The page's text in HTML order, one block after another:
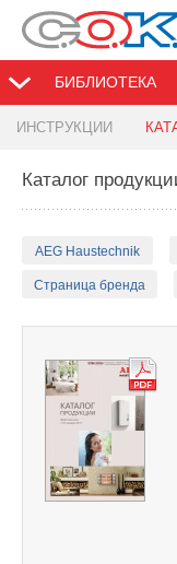
БИБЛИОТЕКА
ИНСТРУКЦИИ
Каталог
AEG Haustechnik
Страница бренда